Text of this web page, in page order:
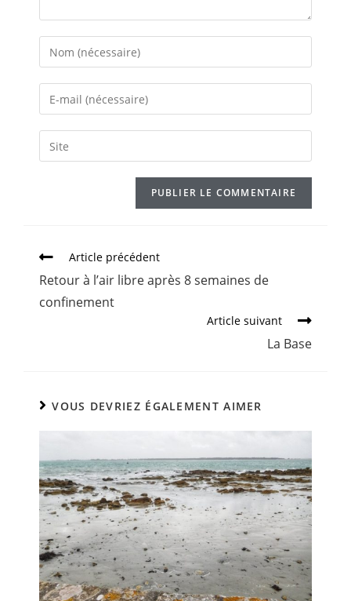
Article précédent
Retour à l’air libre après 8 semaines de
confinement
Article suivant
La Base
VOUS DEVRIEZ ÉGALEMENT AIMER